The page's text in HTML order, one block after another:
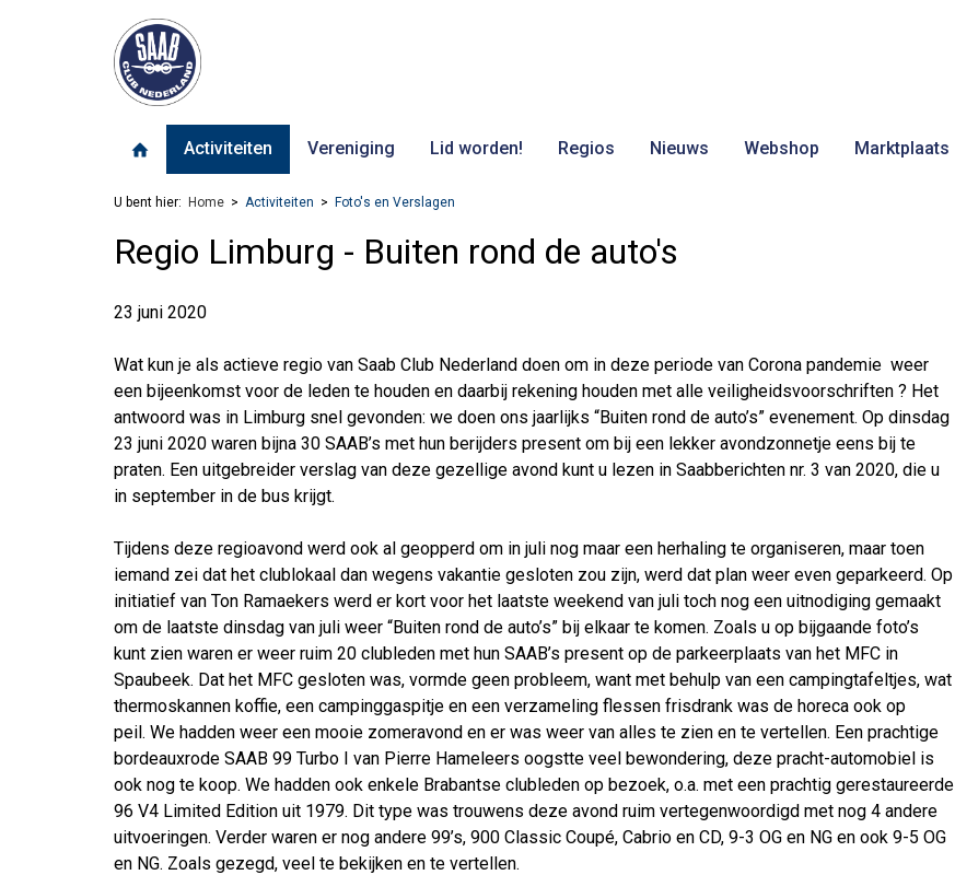
Activiteiten Vereniging Lid worden! Regios Nieuws Webshop Marktplaats
U bent hier: Home Activiteiten Foto's en Verslagen
Regio Limburg - Buiten rond de auto's
23 juni 2020
Wat kun je als actieve regio van Saab Club Nederland doen om in deze periode van Corona pandemie weer
een bijeenkomst voor de leden te houden en daarbij rekening houden met alle veiligheidsvoorschriften ? Het
antwoord was in Limburg snel gevonden: we doen ons jaarlijks “Buiten rond de auto’s” evenement. Op dinsdag
23 juni 2020 waren bijna 30 SAAB’s met hun berijders present om bij een lekker avondzonnetje eens bij te
praten. Een uitgebreider verslag van deze gezellige avond kunt u lezen in Saabberichten nr. 3 van 2020, die u
in september in de bus krijgt.
Tijdens deze regioavond werd ook al geopperd om in juli nog maar een herhaling te organiseren, maar toen
iemand zei dat het clublokaal dan wegens vakantie gesloten zou zijn, werd dat plan weer even geparkeerd. Op
initiatief van Ton Ramaekers werd er kort voor het laatste weekend van juli toch nog een uitnodiging gemaakt
om de laatste dinsdag van juli weer “Buiten rond de auto’s” bij elkaar te komen. Zoals u op bijgaande foto’s
kunt zien waren er weer ruim 20 clubleden met hun SAAB’s present op de parkeerplaats van het MFC in
Spaubeek. Dat het MFC gesloten was, vormde geen probleem, want met behulp van een campingtafeltjes, wat
thermoskannen koffie, een campinggaspitje en een verzameling flessen frisdrank was de horeca ook op
peil. We hadden weer een mooie zomeravond en er was weer van alles te zien en te vertellen. Een prachtige
bordeauxrode SAAB 99 Turbo I van Pierre Hameleers oogstte veel bewondering, deze pracht-automobiel is
ook nog te koop. We hadden ook enkele Brabantse clubleden op bezoek, o.a. met een prachtig gerestaureerde
96 V4 Limited Edition uit 1979. Dit type was trouwens deze avond ruim vertegenwoordigd met nog 4 andere
uitvoeringen. Verder waren er nog andere 99’s, 900 Classic Coupé, Cabrio en CD, 9-3 OG en NG en ook 9-5 OG
en NG. Zoals gezegd, veel te bekijken en te vertellen.